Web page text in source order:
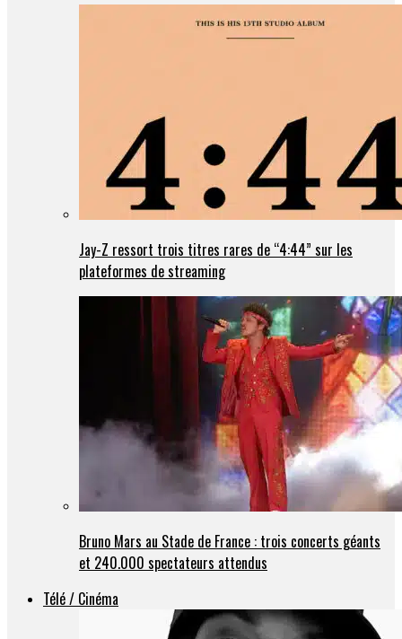
Jay-Z ressort trois titres rares de “4:44” sur les
plateformes de streaming
Bruno Mars au Stade de France : trois concerts géants
et 240.000 spectateurs attendus
Télé / Cinéma